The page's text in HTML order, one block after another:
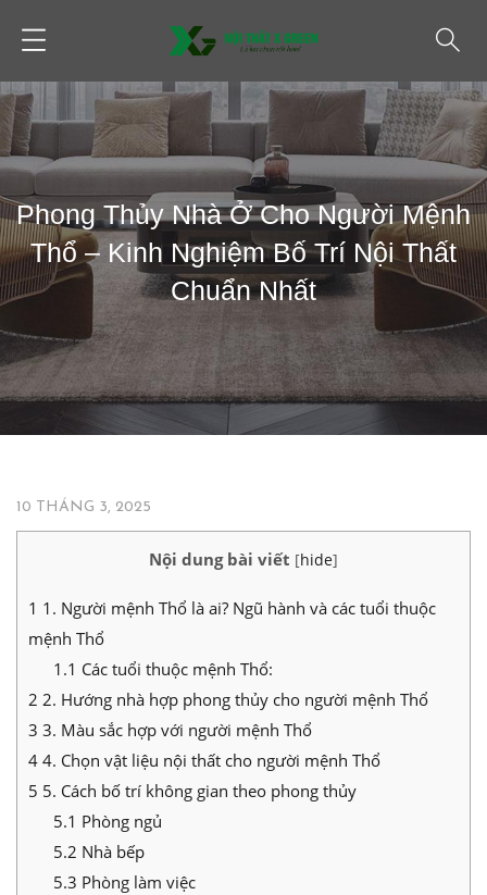
Phong Thủy Nhà Ở Cho Người Mệnh
Thổ – Kinh Nghiệm Bố Trí Nội Thất
Chuẩn Nhất
KIẾN THỨC NHÀ ĐẸP PHONG THUỶ
10 THÁNG 3, 2025
Nội dung bài viết [hide]
1 1. Người mệnh Thổ là ai? Ngũ hành và các tuổi thuộc
mệnh Thổ
1.1 Các tuổi thuộc mệnh Thổ:
2 2. Hướng nhà hợp phong thủy cho người mệnh Thổ
3 3. Màu sắc hợp với người mệnh Thổ
4 4. Chọn vật liệu nội thất cho người mệnh Thổ
5 5. Cách bố trí không gian theo phong thủy
5.1 Phòng ngủ
5.2 Nhà bếp
5.3 Phòng làm việc